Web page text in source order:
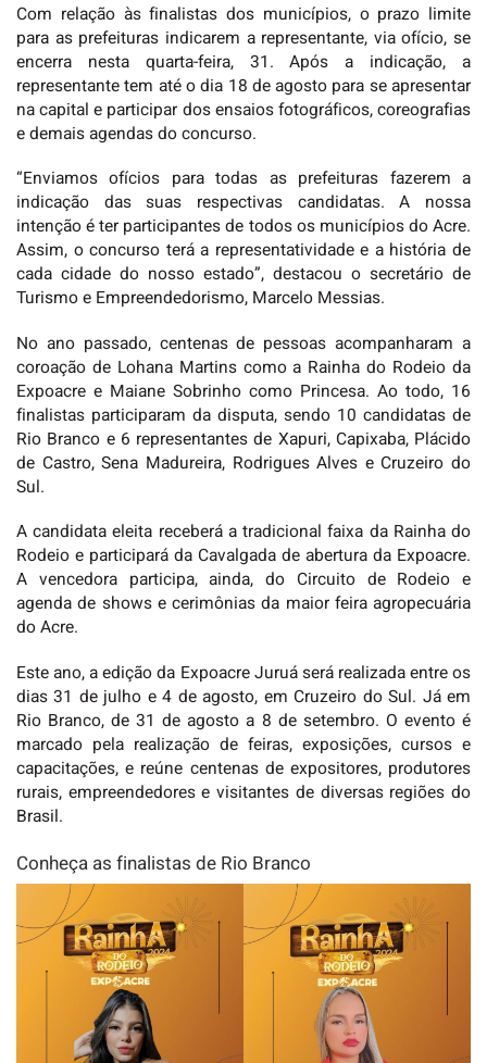
Com relação às finalistas dos municípios, o prazo limite
para as prefeituras indicarem a representante, via ofício, se
encerra nesta quarta-feira, 31. Após a indicação, a
representante tem até o dia 18 de agosto para se apresentar
na capital e participar dos ensaios fotográficos, coreografias
e demais agendas do concurso.
“Enviamos ofícios para todas as prefeituras fazerem a
indicação das suas respectivas candidatas. A nossa
intenção é ter participantes de todos os municípios do Acre.
Assim, o concurso terá a representatividade e a história de
cada cidade do nosso estado”, destacou o secretário de
Turismo e Empreendedorismo, Marcelo Messias.
No ano passado, centenas de pessoas acompanharam a
coroação de Lohana Martins como a Rainha do Rodeio da
Expoacre e Maiane Sobrinho como Princesa. Ao todo, 16
finalistas participaram da disputa, sendo 10 candidatas de
Rio Branco e 6 representantes de Xapuri, Capixaba, Plácido
de Castro, Sena Madureira, Rodrigues Alves e Cruzeiro do
Sul.
A candidata eleita receberá a tradicional faixa da Rainha do
Rodeio e participará da Cavalgada de abertura da Expoacre.
A vencedora participa, ainda, do Circuito de Rodeio e
agenda de shows e cerimônias da maior feira agropecuária
do Acre.
Este ano, a edição da Expoacre Juruá será realizada entre os
dias 31 de julho e 4 de agosto, em Cruzeiro do Sul. Já em
Rio Branco, de 31 de agosto a 8 de setembro. O evento é
marcado pela realização de feiras, exposições, cursos e
capacitações, e reúne centenas de expositores, produtores
rurais, empreendedores e visitantes de diversas regiões do
Brasil.
Conheça as finalistas de Rio Branco